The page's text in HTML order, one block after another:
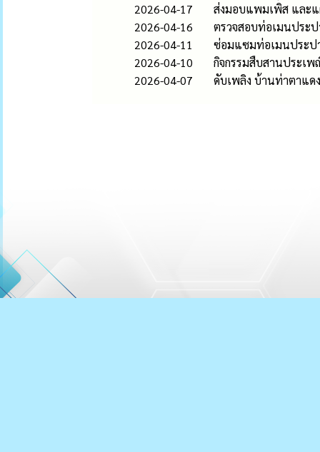
2026-04-17
ส่งมอบแพมเพิส และแ
2026-04-16
ตรวจสอบท่อเมนประ
2026-04-11
ซ่อมแซมท่อเมนประ
2026-04-10
กิจกรรมสืบสานประเ
2026-04-07
ดับเพลิง บ้านท่าตาแด